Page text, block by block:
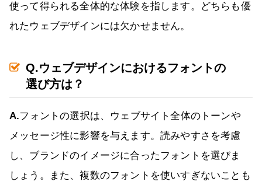
使って得られる全体的な体験を指します。どちらも優
れたウェブデザインには欠かせません。
Q.ウェブデザインにおけるフォントの
選び方は？
A.フォントの選択は、ウェブサイト全体のトーンや
メッセージ性に影響を与えます。読みやすさを考慮
し、ブランドのイメージに合ったフォントを選びま
しょう。また、複数のフォントを使いすぎないことも